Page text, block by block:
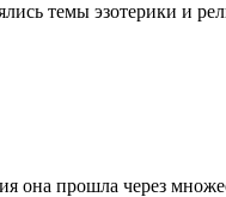
темы эзотерики и
она прошла через